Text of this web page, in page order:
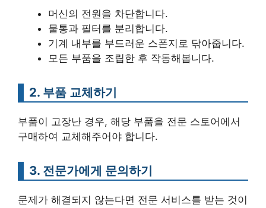
머신의 전원을 차단합니다.
물통과 필터를 분리합니다.
기계 내부를 부드러운 스폰지로 닦아줍니다.
모든 부품을 조립한 후 작동해봅니다.
2. 부품 교체하기
부품이 고장난 경우, 해당 부품을 전문 스토어에서
구매하여 교체해주어야 합니다.
3. 전문가에게 문의하기
문제가 해결되지 않는다면 전문 서비스를 받는 것이